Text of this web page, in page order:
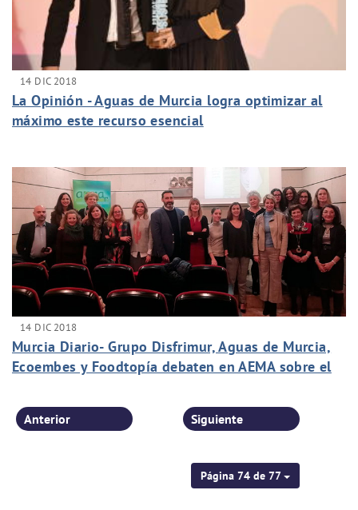
14 DIC 2018
La Opinión - Aguas de Murcia logra optimizar al
máximo este recurso esencial
14 DIC 2018
Murcia Diario- Grupo Disfrimur, Aguas de Murcia,
Ecoembes y Foodtopía debaten en AEMA sobre el
Página 74 de 77
Anterior Siguiente